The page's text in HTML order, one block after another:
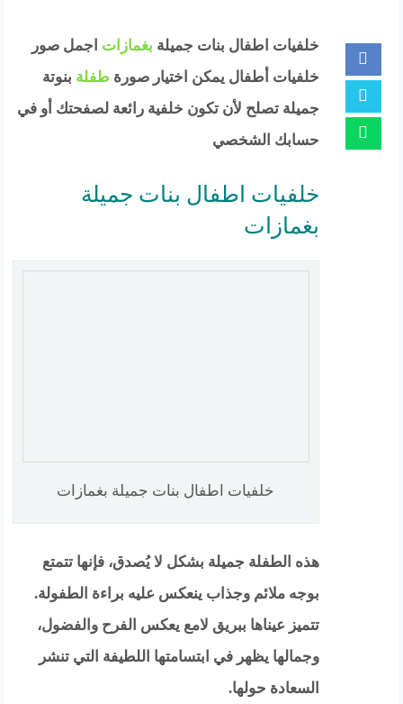
خلفيات اطفال بنات جميلة بغمازات اجمل صور
خلفيات أطفال يمكن اختيار صورة طفلة بنوتة
جميلة تصلح لأن تكون خلفية رائعة لصفحتك أو في
حسابك الشخصي
خلفيات اطفال بنات جميلة
بغمازات
خلفيات اطفال بنات جميلة بغمازات
هذه الطفلة جميلة بشكل لا يُصدق، فإنها تتمتع
بوجه ملائم وجذاب ينعكس عليه براءة الطفولة.
تتميز عيناها ببريق لامع يعكس الفرح والفضول،
وجمالها يظهر في ابتسامتها اللطيفة التي تنشر
السعادة حولها.